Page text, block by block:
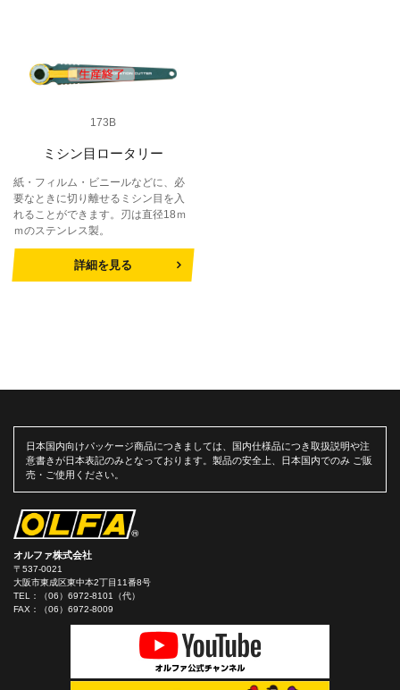
173B
ミシン目ロータリー
紙・フィルム・ビニールなどに、必
要なときに切り離せるミシン目を入
れることができます。刃は直径18ｍ
ｍのステンレス製。
詳細を見る
日本国内向けパッケージ商品につきましては、国内仕様品につき取扱説明や注
意書きが日本表記のみとなっております。製品の安全上、日本国内でのみ ご販
売・ご使用ください。
オルファ株式会社
〒537-0021
大阪市東成区東中本2丁目11番8号
TEL：
（06）6972-8101（代）
FAX：（06）6972-8009